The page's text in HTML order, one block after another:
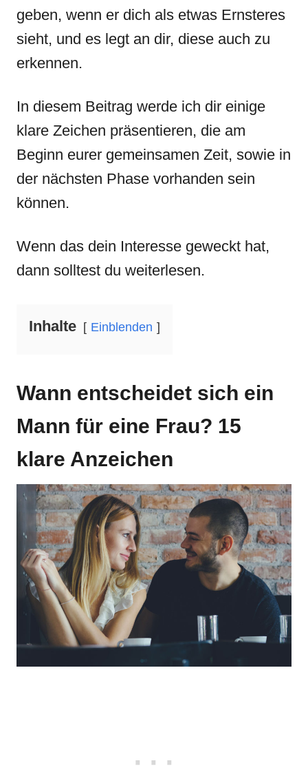
geben, wenn er dich als etwas Ernsteres
sieht, und es legt an dir, diese auch zu
erkennen.
In diesem Beitrag werde ich dir einige
klare Zeichen präsentieren, die am
Beginn eurer gemeinsamen Zeit, sowie in
der nächsten Phase vorhanden sein
können.
Wenn das dein Interesse geweckt hat,
dann solltest du weiterlesen.
Inhalte Einblenden
Wann entscheidet sich ein
Mann für eine Frau? 15
klare Anzeichen